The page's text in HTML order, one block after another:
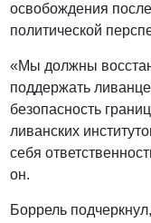
освобождения
политической
«Мы должны
поддержать
безопасность
ливанских
себя
он.
Боррель